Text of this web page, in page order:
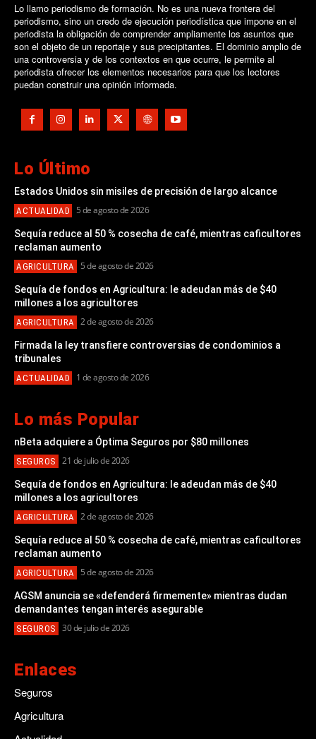
Lo llamo periodismo de formación. No es una nueva frontera del
periodismo, sino un credo de ejecución periodística que impone en el
periodista la obligación de comprender ampliamente los asuntos que
son el objeto de un reportaje y sus precipitantes. El dominio amplio de
una controversia y de los contextos en que ocurre, le permite al
periodista ofrecer los elementos necesarios para que los lectores
puedan construir una opinión informada.
Lo Último
Estados Unidos sin misiles de precisión de largo alcance
ACTUALIDAD 5 de agosto de 2026
Sequía reduce al 50 % cosecha de café, mientras caficultores
reclaman aumento
AGRICULTURA 5 de agosto de 2026
Sequía de fondos en Agricultura: le adeudan más de $40
millones a los agricultores
AGRICULTURA 2 de agosto de 2026
Firmada la ley transfiere controversias de condominios a
tribunales
ACTUALIDAD 1 de agosto de 2026
Lo más Popular
nBeta adquiere a Óptima Seguros por $80 millones
SEGUROS 21 de julio de 2026
Sequía de fondos en Agricultura: le adeudan más de $40
millones a los agricultores
AGRICULTURA 2 de agosto de 2026
Sequía reduce al 50 % cosecha de café, mientras caficultores
reclaman aumento
AGRICULTURA 5 de agosto de 2026
AGSM anuncia se «defenderá firmemente» mientras dudan
demandantes tengan interés asegurable
SEGUROS 30 de julio de 2026
Enlaces
Seguros
Agricultura